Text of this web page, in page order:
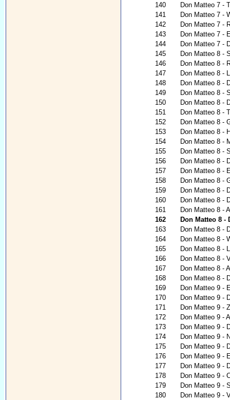
140
Don Matteo 7 -
141
Don Matteo 7 -
142
Don Matteo 7 -
143
Don Matteo 7 -
144
Don Matteo 7 -
145
Don Matteo 8 -
146
Don Matteo 8 -
147
Don Matteo 8 -
148
Don Matteo 8 -
149
Don Matteo 8 -
150
Don Matteo 8 -
151
Don Matteo 8 -
152
Don Matteo 8 -
153
Don Matteo 8 -
154
Don Matteo 8 -
155
Don Matteo 8 -
156
Don Matteo 8 -
157
Don Matteo 8 -
158
Don Matteo 8 -
159
Don Matteo 8 -
160
Don Matteo 8 -
161
Don Matteo 8 -
162
Don Matteo 8 -
163
Don Matteo 8 -
164
Don Matteo 8 -
165
Don Matteo 8 -
166
Don Matteo 8 -
167
Don Matteo 8 -
168
Don Matteo 8 -
169
Don Matteo 9 -
170
Don Matteo 9 -
171
Don Matteo 9 -
172
Don Matteo 9 -
173
Don Matteo 9 -
174
Don Matteo 9 -
175
Don Matteo 9 -
176
Don Matteo 9 -
177
Don Matteo 9 -
178
Don Matteo 9 -
179
Don Matteo 9 -
180
Don Matteo 9 -